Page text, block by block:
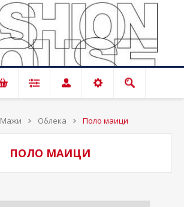
Мажи Облека Поло маици
ПОЛО МАИЦИ